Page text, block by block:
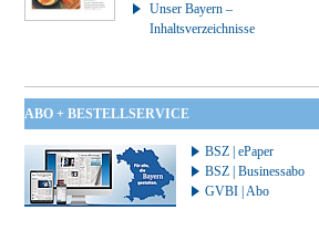
Unser Bayern –
Inhaltsverzeichnisse
ABO + BESTELLSERVICE
BSZ | ePaper
BSZ | Businessabo
GVBI | Abo